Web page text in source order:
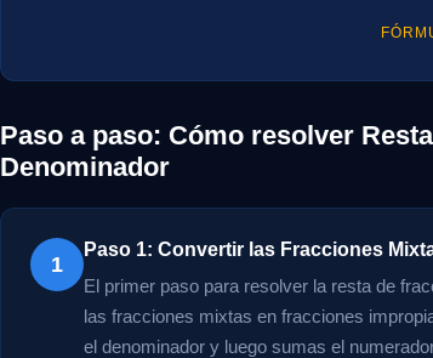
Paso a paso: Cómo resolver
Denominador
1
Paso 1: Convertir las Fracciones
El primer paso para resolver la resta de
las fracciones mixtas en fracciones
el denominador y luego sumas el